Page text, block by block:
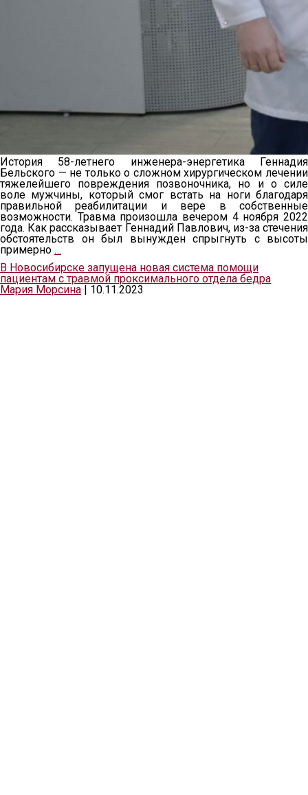
История 58-летнего инженера-энергетика Геннадия
Бельского — не только о сложном хирургическом лечении
тяжелейшего повреждения позвоночника, но и о силе
воле мужчины, который смог встать на ноги благодаря
правильной реабилитации и вере в собственные
возможности. Травма произошла вечером 4 ноября 2022
года. Как рассказывает Геннадий Павлович, из-за стечения
обстоятельств он был вынужден спрыгнуть с высоты
примерно …
В Новосибирске запущена новая система помощи
пациентам с травмой проксимального отдела бедра
Мария Морсина
10.11.2023